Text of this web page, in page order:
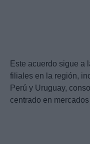
Este acuerdo sigue a
filiales en la región,
Perú y Uruguay,
centrado en